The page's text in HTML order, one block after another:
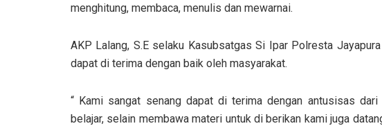
menghitung, membaca, menulis dan mewarnai.
AKP Lalang, S.E selaku Kasubsatgas Si Ipar Polresta
dapat di terima dengan baik oleh masyarakat.
“ Kami sangat senang dapat di terima dengan antusisas
belajar, selain membawa materi untuk di berikan kami juga